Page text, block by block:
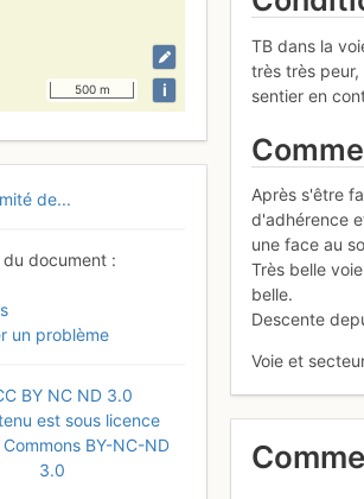
500 m i
de...
du document
un problème
BY NC ND 3.0
est sous licence
BY-NC-ND
3.0
TB dans la
très très
sentier en
Après s'être
d'adhérence
une face au
Très belle
belle.
Descente
Voie et